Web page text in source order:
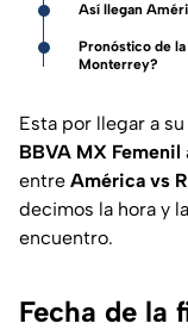
Así llegan
Pronóstico de la
Monterrey?
Esta por llegar a
BBVA MX Femenil
entre América vs
decimos la hora y
encuentro.
Fecha de la